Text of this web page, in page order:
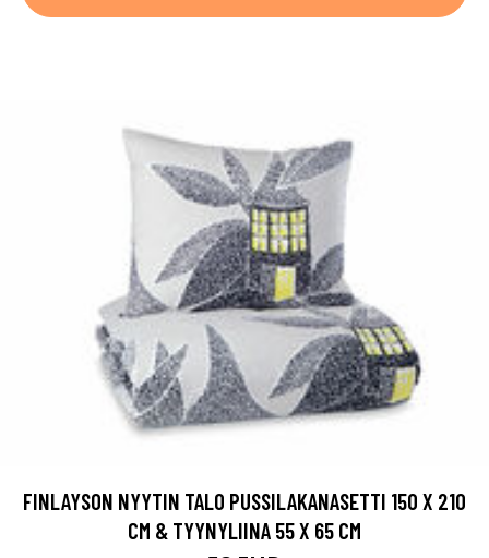
FINLAYSON NYYTIN TALO PUSSILAKANASETTI 150 X 210
CM & TYYNYLIINA 55 X 65 CM